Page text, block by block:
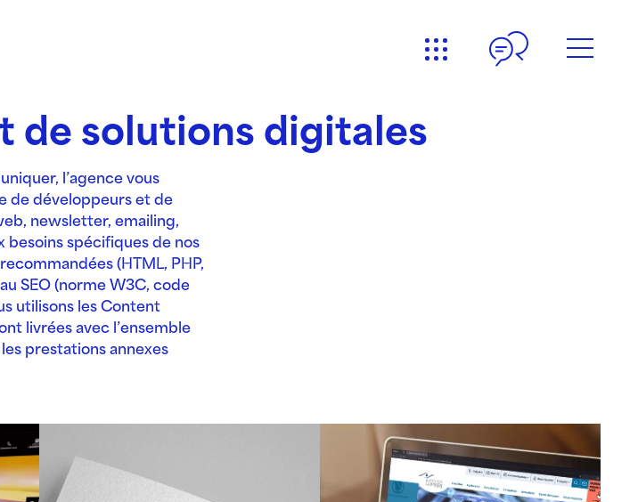
de solutions digitales
l’agence vous
de développeurs et de
newsletter, emailing,
spécifiques de nos
(HTML, PHP,
SEO (norme W3C, code
utilisons les Content
livrées avec l’ensemble
prestations annexes